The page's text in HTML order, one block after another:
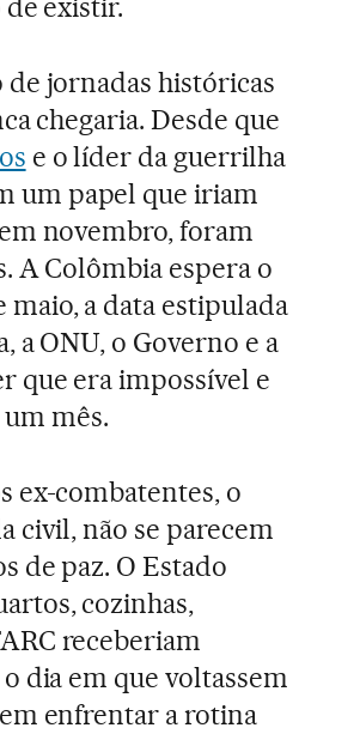
de existir.
jornadas históricas
chegaria. Desde que
e o líder da guerrilha
um papel que iriam
novembro, foram
A Colômbia espera o
a data estipulada
a ONU, o Governo e a
que era impossível e
mês.
ex-combatentes, o
civil, não se parecem
de paz. O Estado
cozinhas,
receberiam
dia em que voltassem
enfrentar a rotina